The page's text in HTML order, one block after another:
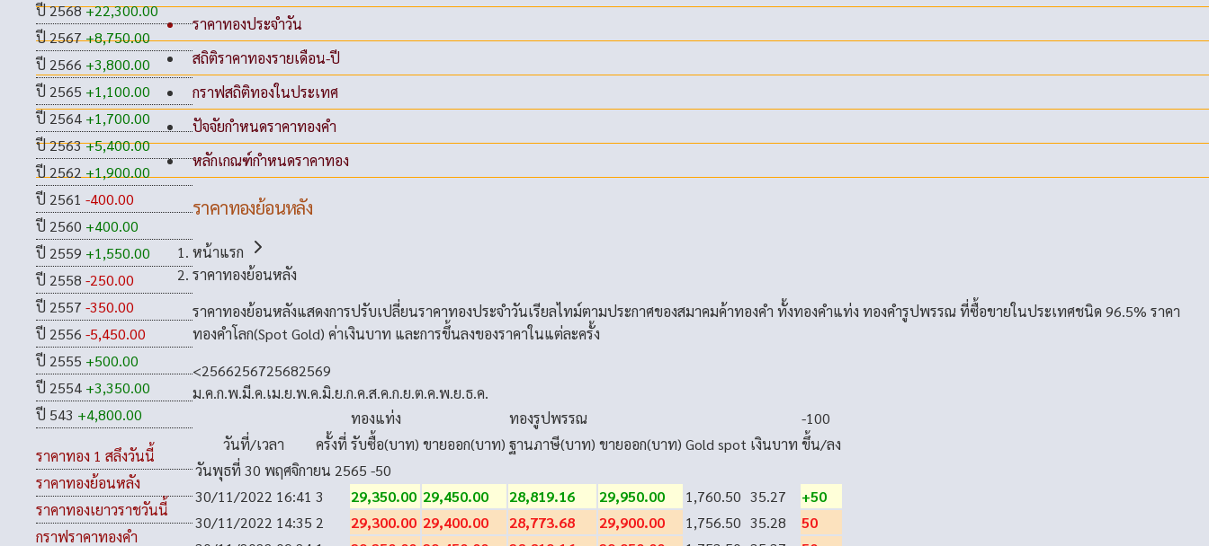
ปี 2568+22,300.00
ปี 2567+8,750.00
ปี 2566 +3,800.00
ปี 2565 +1,100.00
ปี 2564 +1,700.00
ปี 2563+5,400.00
ปี 2562+1,900.00
ปี 2561 -400.00
ปี 2560 +400.00
ปี 2559 +1,550.00
ปี 2558 -250.00
ปี 2557 -350.00
ปี 2556 -5,450.00
ปี 2555 +500.00
ปี 2554 +3,350.00
ปี 543 +4,800.00
ราคาทอง 1 สลึงวันนี้
ราคาทองย้อนหลัง
ราคาทองเยาวราชวันนี้
กราฟราคาทองคำ
ราคาทองประจำวัน
สถิติราคาทองรายเดือน-ปี
กราฟสถิติทองในประเทศ
ปัจจัยกำหนดราคาทองคำ
หลักเกณฑ์กำหนดราคาทอง
ราคาทองย้อนหลัง
หน้าแรก
ราคาทองย้อนหลัง
ราคาทองย้อนหลังแสดงการปรับเปลี่ยนราคาทองประจำวันเรียลไทม์ตามประกาศของสมาคมค้าทองคำ ทั้งทองคำแท่ง ทองคำรูปพรรณ ที่ซื้อขายในประเทศชนิด 96.5% ราคา
ทองคำโลก(Spot Gold) ค่าเงินบาท และการขึ้นลงของราคาในแต่ละครั้ง
<2566256725682569
ม.ค.ก.พ.มี.ค.เม.ย.พ.ค.มิ.ย.ก.ค.ส.ค.ก.ย.ต.ค.พ.ย.ธ.ค.
ทองแท่ง
ทองรูปพรรณ
-100
วันที่/เวลา
ครั้งที่ รับซื้อ(บาท) ขายออก(บาท) ฐานภาษี(บาท) ขายออก(บาท) Gold spot เงินบาท ขึ้น/ลง
วันพุธที่ 30 พฤศจิกายน 2565 -50
30/11/2022 16:41 3 29,350.00 29,450.00 28,819.16 29,950.00 1,760.50 35.27
+50
30/11/2022 14:35 2 29,300.00 29,400.00 28,773.68 29,900.00 1,756.50 35.28
50